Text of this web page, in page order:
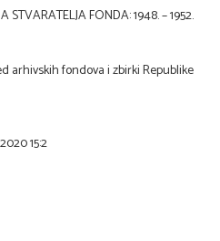
STVARATELJA FONDA: 1948. – 1952.
arhivskih fondova i zbirki Republike
15:2